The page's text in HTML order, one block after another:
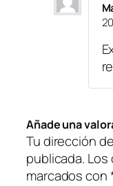
Añade una
Tu dirección
publicada. Los
marcados con